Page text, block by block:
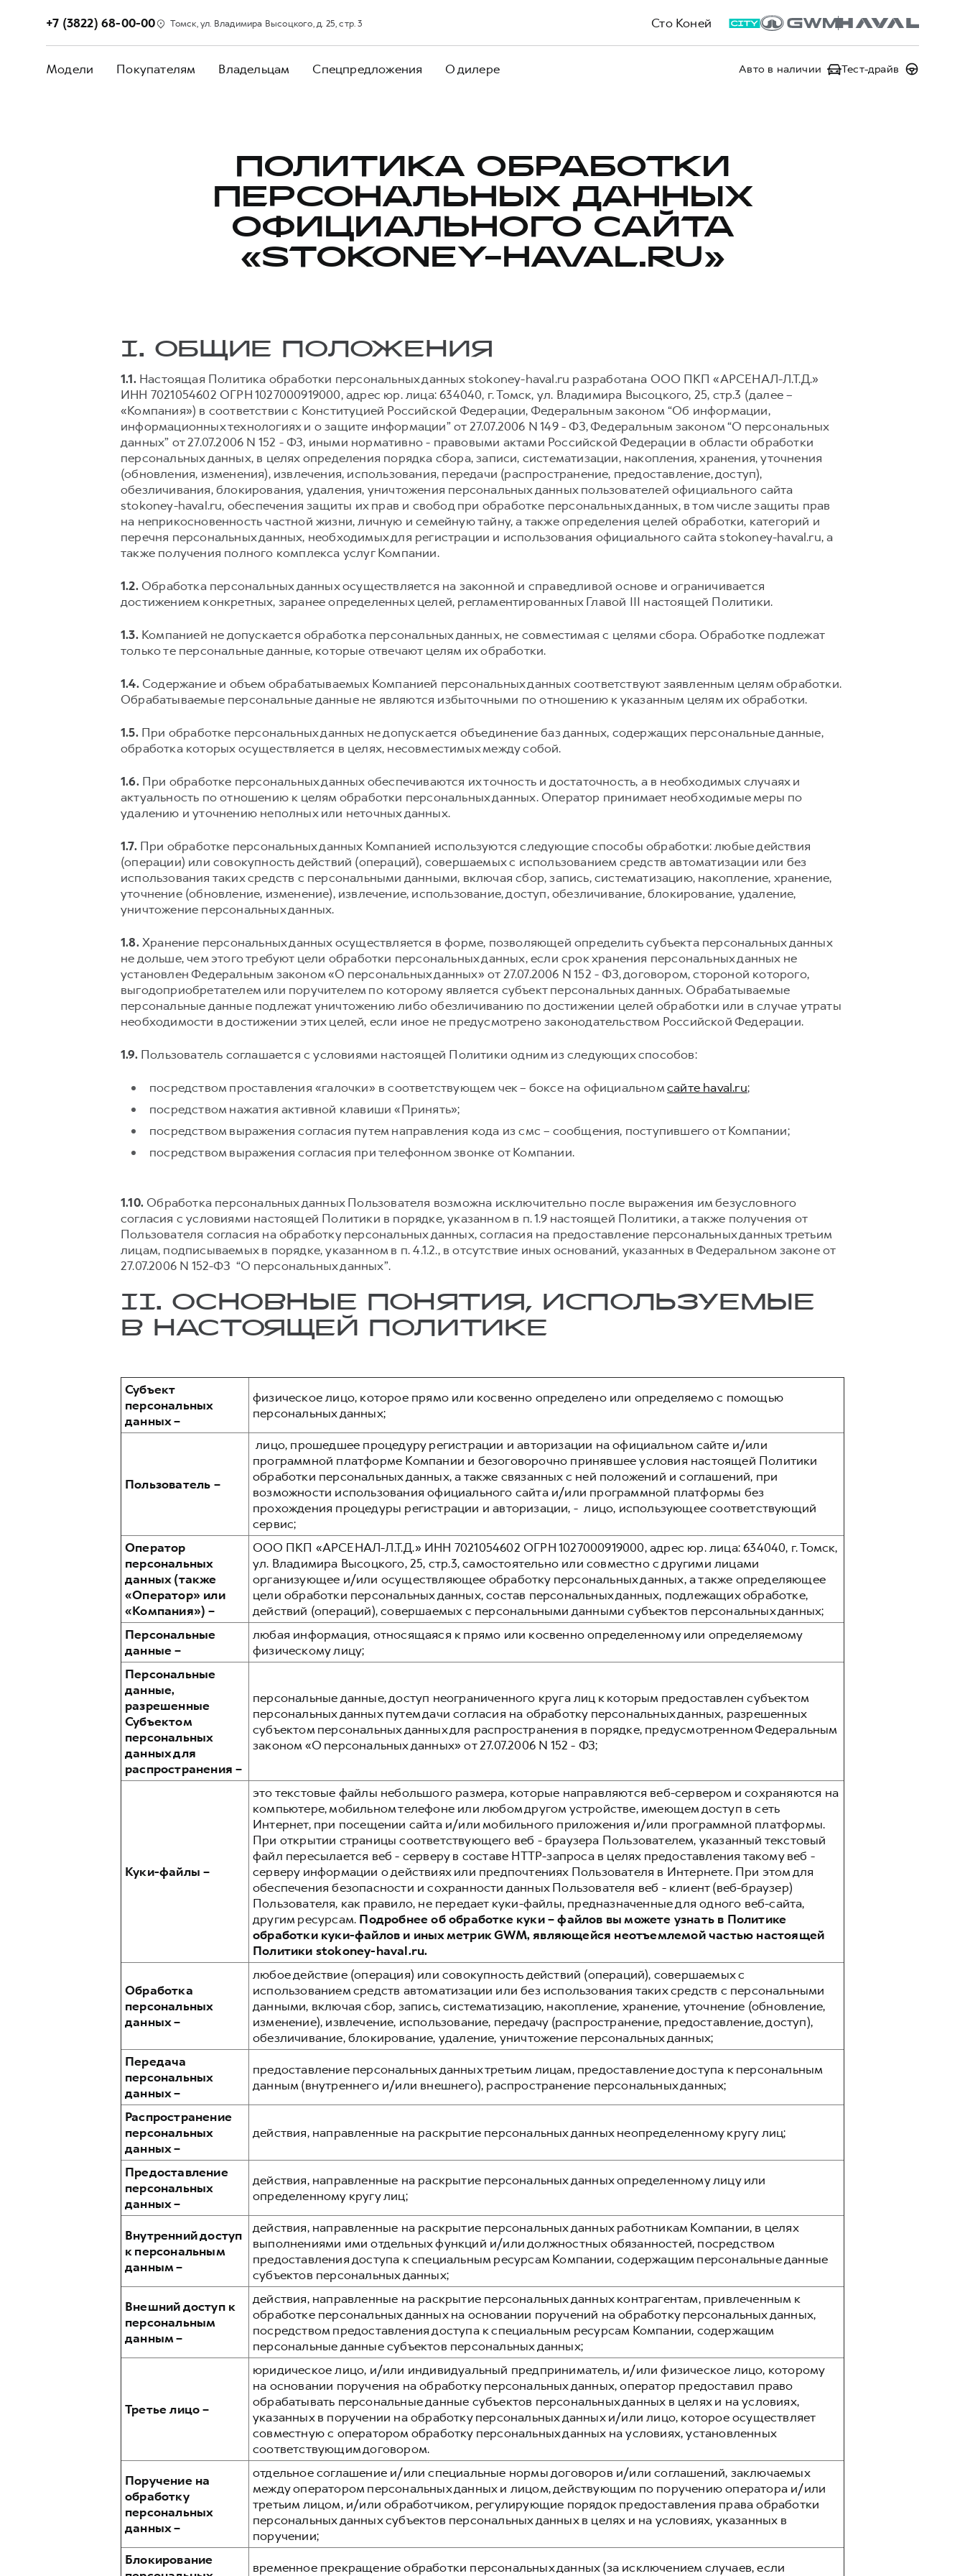
Сто Коней
+7 (3822) 68-00-00 Томск, ул. Владимира Высоцкого, д. 25, стр. 3
Модели Покупателям Владельцам Спецпредложения О дилере Авто в наличии Тест-драйв
ПОЛИТИКА ОБРАБОТКИ
ПЕРСОНАЛЬНЫХ ДАННЫХ
ОФИЦИАЛЬНОГО САЙТА
«STOKONEY-HAVAL.RU»
I. ОБЩИЕ ПОЛОЖЕНИЯ
1.1.Настоящая Политика обработки персональных данных stokoney-haval.ru разработана ООО ПКП «АРСЕНАЛ-Л.Т.Д.»
ИНН 7021054602 ОГРН 1027000919000, адрес юр. лица: 634040, г. Томск, ул. Владимира Высоцкого, 25, стр.3 (далее –
«Компания») в соответствии с Конституцией Российской Федерации, Федеральным законом “Об информации,
информационных технологиях и о защите информации” от 27.07.2006 N 149 - ФЗ, Федеральным законом “О персональных
данных” от 27.07.2006 N 152 - ФЗ, иными нормативно - правовыми актами Российской Федерации в области обработки
персональных данных, в целях определения порядка сбора, записи, систематизации, накопления, хранения, уточнения
(обновления, изменения), извлечения, использования, передачи (распространение, предоставление, доступ),
обезличивания, блокирования, удаления, уничтожения персональных данных пользователей официального сайта
stokoney-haval.ru, обеспечения защиты их прав и свобод при обработке персональных данных, в том числе защиты прав
на неприкосновенность частной жизни, личную и семейную тайну, а также определения целей обработки, категорий и
перечня персональных данных, необходимых для регистрации и использования официального сайта stokoney-haval.ru, а
также получения полного комплекса услуг Компании.
1.2.Обработка персональных данных осуществляется на законной и справедливой основе и ограничивается
достижением конкретных, заранее определенных целей, регламентированных Главой III настоящей Политики.
1.3.Компанией не допускается обработка персональных данных, не совместимая с целями сбора. Обработке подлежат
только те персональные данные, которые отвечают целям их обработки.
1.4.Содержание и объем обрабатываемых Компанией персональных данных соответствуют заявленным целям обработки.
Обрабатываемые персональные данные не являются избыточными по отношению к указанным целям их обработки.
1.5.При обработке персональных данных не допускается объединение баз данных, содержащих персональные данные,
обработка которых осуществляется в целях, несовместимых между собой.
1.6.При обработке персональных данных обеспечиваются их точность и достаточность, а в необходимых случаях и
актуальность по отношению к целям обработки персональных данных. Оператор принимает необходимые меры по
удалению и уточнению неполных или неточных данных.
1.7.При обработке персональных данных Компанией используются следующие способы обработки: любые действия
(операции) или совокупность действий (операций), совершаемых с использованием средств автоматизации или без
использования таких средств с персональными данными, включая сбор, запись, систематизацию, накопление, хранение,
уточнение (обновление, изменение), извлечение, использование, доступ, обезличивание, блокирование, удаление,
уничтожение персональных данных.
1.8.Хранение персональных данных осуществляется в форме, позволяющей определить субъекта персональных данных
не дольше, чем этого требуют цели обработки персональных данных, если срок хранения персональных данных не
установлен Федеральным законом «О персональных данных» от 27.07.2006 N 152 - ФЗ, договором, стороной которого,
выгодоприобретателем или поручителем по которому является субъект персональных данных. Обрабатываемые
персональные данные подлежат уничтожению либо обезличиванию по достижении целей обработки или в случае утраты
необходимости в достижении этих целей, если иное не предусмотрено законодательством Российской Федерации.
1.9.Пользователь соглашается с условиями настоящей Политики одним из следующих способов:
посредством проставления «галочки» в соответствующем чек – боксе на официальномсайте haval.ru;
посредством нажатия активной клавиши «Принять»;
посредством выражения согласия путем направления кода из смс – сообщения, поступившего от Компании;
посредством выражения согласия при телефонном звонке от Компании.
1.10. Обработка персональных данных Пользователя возможна исключительно после выражения им безусловного
согласия с условиями настоящей Политики в порядке, указанном в п. 1.9 настоящей Политики, а также получения от
Пользователя согласия на обработку персональных данных, согласия на предоставление персональных данных третьим
лицам, подписываемых в порядке, указанном в п. 4.1.2., в отсутствие иных оснований, указанных в Федеральном законе от
27.07.2006 N 152-ФЗ “О персональных данных”.
II. ОСНОВНЫЕ ПОНЯТИЯ, ИСПОЛЬЗУЕМЫЕ
В НАСТОЯЩЕЙ ПОЛИТИКЕ
Субъект
персональных
данных –
физическое лицо, которое прямо или косвенно определено или определяемо с помощью
персональных данных;
Пользователь –
лицо, прошедшее процедуру регистрации и авторизации на официальном сайте и/или
программной платформе Компании и безоговорочно принявшее условия настоящей Политики
обработки персональных данных, а также связанных с ней положений и соглашений, при
возможности использования официального сайта и/или программной платформы без
прохождения процедуры регистрации и авторизации, - лицо, использующее соответствующий
сервис;
Оператор
персональных
данных (также
«Оператор» или
«Компания») –
ООО ПКП «АРСЕНАЛ-Л.Т.Д.» ИНН 7021054602 ОГРН 1027000919000, адрес юр. лица: 634040, г. Томск,
ул. Владимира Высоцкого, 25, стр.3, самостоятельно или совместно с другими лицами
организующее и/или осуществляющее обработку персональных данных, а также определяющее
цели обработки персональных данных, состав персональных данных, подлежащих обработке,
действий (операций), совершаемых с персональными данными субъектов персональных данных;
Персональные
данные –
любая информация, относящаяся к прямо или косвенно определенному или определяемому
физическому лицу;
Персональные
данные,
разрешенные
Субъектом
персональных
данных для
распространения –
персональные данные, доступ неограниченного круга лиц к которым предоставлен субъектом
персональных данных путем дачи согласия на обработку персональных данных, разрешенных
субъектом персональных данных для распространения в порядке, предусмотренном Федеральным
законом «О персональных данных» от 27.07.2006 N 152 - ФЗ;
Куки-файлы –
это текстовые файлы небольшого размера, которые направляются веб-сервером и сохраняются на
компьютере, мобильном телефоне или любом другом устройстве, имеющем доступ в сеть
Интернет, при посещении сайта и/или мобильного приложения и/или программной платформы.
При открытии страницы соответствующего веб - браузера Пользователем, указанный текстовый
файл пересылается веб - серверу в составе HTTP-запроса в целях предоставления такому веб -
серверу информации о действиях или предпочтениях Пользователя в Интернете. При этом для
обеспечения безопасности и сохранности данных Пользователя веб - клиент (веб-браузер)
Пользователя, как правило, не передает куки-файлы, предназначенные для одного веб-сайта,
другим ресурсам. Подробнее об обработке куки – файлов вы можете узнать в Политике
обработки куки-файлов и иных метрик GWM, являющейся неотъемлемой частью настоящей
Политики stokoney-haval.ru.
Обработка
персональных
данных –
любое действие (операция) или совокупность действий (операций), совершаемых с
использованием средств автоматизации или без использования таких средств с персональными
данными, включая сбор, запись, систематизацию, накопление, хранение, уточнение (обновление,
изменение), извлечение, использование, передачу (распространение, предоставление, доступ),
обезличивание, блокирование, удаление, уничтожение персональных данных;
Передача
персональных
данных –
предоставление персональных данных третьим лицам, предоставление доступа к персональным
данным (внутреннего и/или внешнего), распространение персональных данных;
Распространение
персональных
данных –
действия, направленные на раскрытие персональных данных неопределенному кругу лиц;
Предоставление
персональных
данных –
действия, направленные на раскрытие персональных данных определенному лицу или
определенному кругу лиц;
Внутренний доступ
к персональным
данным –
действия, направленные на раскрытие персональных данных работникам Компании, в целях
выполнениями ими отдельных функций и/или должностных обязанностей, посредством
предоставления доступа к специальным ресурсам Компании, содержащим персональные данные
субъектов персональных данных;
Внешний доступ к
персональным
данным –
действия, направленные на раскрытие персональных данных контрагентам, привлеченным к
обработке персональных данных на основании поручений на обработку персональных данных,
посредством предоставления доступа к специальным ресурсам Компании, содержащим
персональные данные субъектов персональных данных;
Третье лицо –
юридическое лицо, и/или индивидуальный предприниматель, и/или физическое лицо, которому
на основании поручения на обработку персональных данных, оператор предоставил право
обрабатывать персональные данные субъектов персональных данных в целях и на условиях,
указанных в поручении на обработку персональных данных и/или лицо, которое осуществляет
совместную с оператором обработку персональных данных на условиях, установленных
соответствующим договором.
Поручение на
обработку
персональных
данных –
отдельное соглашение и/или специальные нормы договоров и/или соглашений, заключаемых
между оператором персональных данных и лицом, действующим по поручению оператора и/или
третьим лицом, и/или обработчиком, регулирующие порядок предоставления права обработки
персональных данных субъектов персональных данных в целях и на условиях, указанных в
поручении;
Блокирование
временное прекращение обработки персональных данных (за исключением случаев, если